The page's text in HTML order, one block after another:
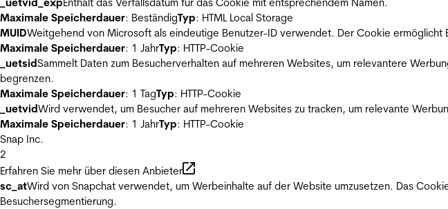
Maximale Speicherdauer: BeständigTyp: HTML Local Storage
MUIDWeitgehend von Microsoft als eindeutige Benutzer-ID verwendet. Der Cookie
Maximale Speicherdauer: 1 JahrTyp: HTTP-Cookie
_uetsidSammelt Daten zum Besucherverhalten auf mehreren Websites, um relevantere
begrenzen.
Maximale Speicherdauer: 1 TagTyp: HTTP-Cookie
_uetvidWird verwendet, um Besucher auf mehreren Websites zu tracken, um relevante
Maximale Speicherdauer: 1 JahrTyp: HTTP-Cookie
Snap Inc.
2
Erfahren Sie mehr über diesen Anbieter
sc_atWird von Snapchat verwendet, um Werbeinhalte auf der Website umzusetzen. Das
Besuchersegmentierung.